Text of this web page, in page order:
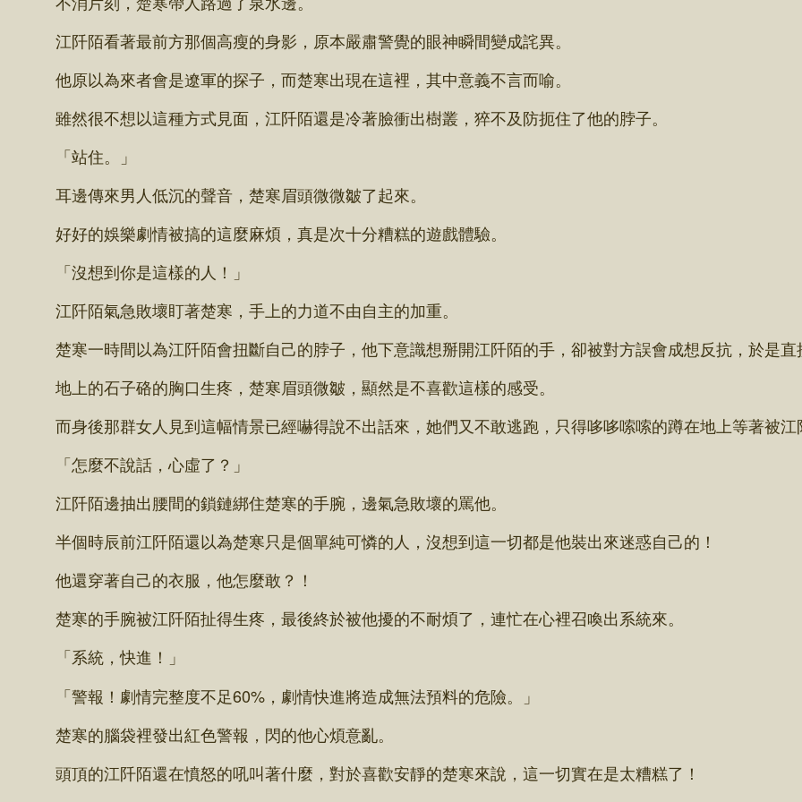
江阡陌看著最前方那個高瘦的身影，原本嚴肅警覺的眼神瞬間變成詫異。
他原以為來者會是遼軍的探子，而楚寒出現在這裡，其中意義不言而喻。
雖然很不想以這種方式見面，江阡陌還是冷著臉衝出樹叢，猝不及防扼住了他的脖子。
「站住。」
耳邊傳來男人低沉的聲音，楚寒眉頭微微皺了起來。
好好的娛樂劇情被搞的這麼麻煩，真是次十分糟糕的遊戲體驗。
「沒想到你是這樣的人！」
江阡陌氣急敗壞盯著楚寒，手上的力道不由自主的加重。
楚寒一時間以為江阡陌會扭斷自己的脖子，他下意識想掰開江阡陌的手，卻被對方誤會成想反抗，於是直
地上的石子硌的胸口生疼，楚寒眉頭微皺，顯然是不喜歡這樣的感受。
而身後那群女人見到這幅情景已經嚇得說不出話來，她們又不敢逃跑，只得哆哆嗦嗦的蹲在地上等著被江
「怎麼不說話，心虛了？」
江阡陌邊抽出腰間的鎖鏈綁住楚寒的手腕，邊氣急敗壞的罵他。
半個時辰前江阡陌還以為楚寒只是個單純可憐的人，沒想到這一切都是他裝出來迷惑自己的！
他還穿著自己的衣服，他怎麼敢？！
楚寒的手腕被江阡陌扯得生疼，最後終於被他擾的不耐煩了，連忙在心裡召喚出系統來。
「系統，快進！」
「警報！劇情完整度不足60%，劇情快進將造成無法預料的危險。」
楚寒的腦袋裡發出紅色警報，閃的他心煩意亂。
頭頂的江阡陌還在憤怒的吼叫著什麼，對於喜歡安靜的楚寒來說，這一切實在是太糟糕了！